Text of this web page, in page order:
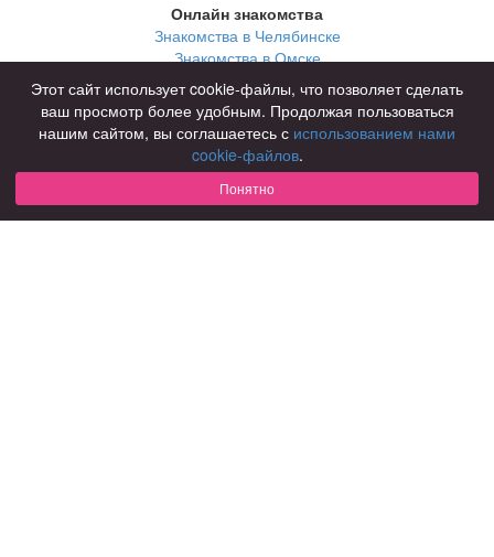
Онлайн знакомства
Знакомства в Челябинске
Знакомства в Омске
Знакомства в Нижнем Новгороде
Для чего
для брака и создания семьи
для любви и с/о
для дружбы
для взрослых
Этот сайт использует cookie-файлы, что позволяет сделать
ваш просмотр более удобным. Продолжая пользоваться
нашим сайтом, вы соглашаетесь с использованием нами
cookie-файлов.
Понятно